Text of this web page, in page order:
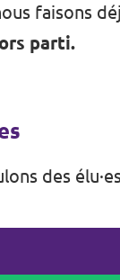
faisons
parti.
des